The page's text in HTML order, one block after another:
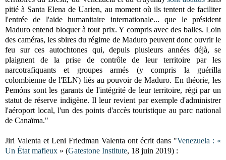
pitié à Santa Elena de Uarien, au moment où ils tentent de faciliter
l'entrée de l'aide humanitaire internationale... que le président
Maduro entend bloquer à tout prix. Y compris avec des balles. Loin
des caméras, les sbires du régime de Maduro peuvent donc ouvrir le
feu sur ces autochtones qui, depuis plusieurs années déjà, se
plaignent de la prise de contrôle de leur territoire par les
narcotrafiquants et groupes armés (y compris la guérilla
colombienne de l'ELN) liés au pouvoir de Maduro. En théorie, les
Pemóns sont les garants de l'intégrité de leur territoire, régi par un
statut de réserve indigène. Il leur revient par exemple d'administrer
l'aéroport local, l'un des points d'accès touristique au parc national
de Canaïma."
Jiri Valenta et Leni Friedman Valenta ont écrit dans "Venezuela : «
Un État mafieux » (Gatestone Institute, 18 juin 2019) :